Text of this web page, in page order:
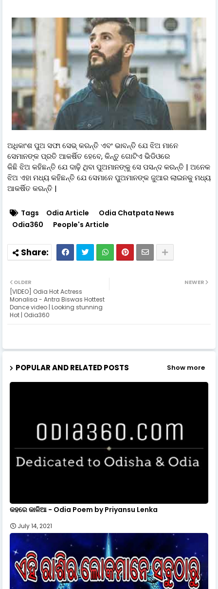
ଅଧିକାଂଶ ପୁଅ ସଫା ସେଭ୍ କରନ୍ତି ଏବଂ ଭାବନ୍ତି ଯେ ଝିଅ ମାନେ
ସେମାନଙ୍କ ପ୍ରତି ଆକର୍ଷିତ ହେବେ, କିନ୍ତୁ ଗୋଟିଏ ଭିଡିଓରେ
କିଛି ଝିଅ କହିଛନ୍ତି ଯେ ଦାଢ଼ି ଥିବା ପୁଅମାନଙ୍କୁ ସେ ପସନ୍ଦ କରନ୍ତି | ଅନେକ
ଝିଅ ଏହା ମଧ୍ୟ କହିଛନ୍ତି ଯେ ସେମାନେ ପୁଅମାନଙ୍କ ଜୁଆର ଲାଇନକୁ ମଧ୍ୟ
ଆକର୍ଷିତ କରନ୍ତି |
Tags Odia Article
Odia Chatpata News
Odia360
People's Article
NEWER
OLDER
[VIDEO] Odia Hot Actress
Monalisa - Antra Biswas Hottest
Dance video | Looking stunning
Hot | Odia360
POPULAR AND RELATED POSTS Show more
କହରେ କାଳିଆ - Odia Poem by Priyansu Lenka
July 14, 2021